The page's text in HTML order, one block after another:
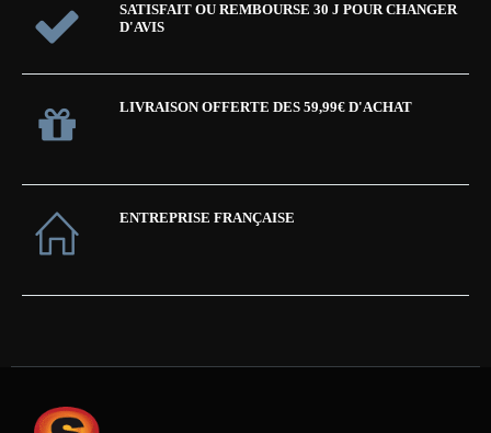
SATISFAIT OU REMBOURSE 30 J POUR CHANGER
D'AVIS
LIVRAISON OFFERTE DES 59,99€ D'ACHAT
ENTREPRISE FRANÇAISE